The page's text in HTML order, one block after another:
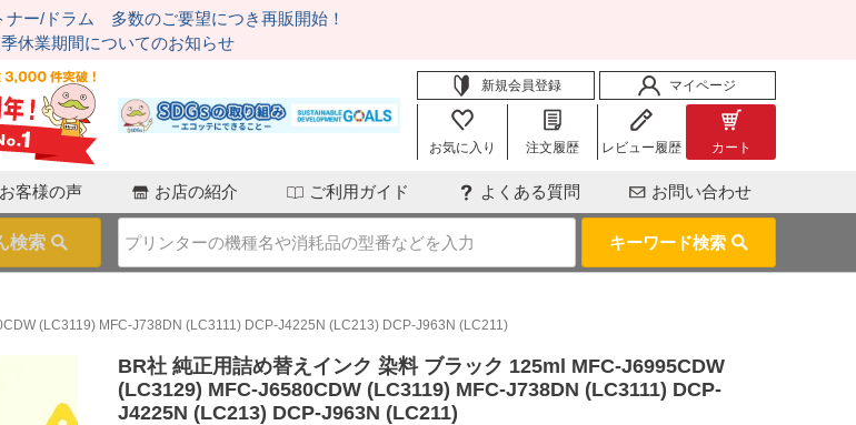
ナー/ドラム 多数のご要望につき再販開始！
休業期間についてのお知らせ
新規会員登録 マイページ
お気に入り 注文履歴 レビュー履歴 カート
お客様の声 お店の紹介 ご利用ガイド よくある質問 お問い合わせ
キーワード検索
(LC3119) MFC-J738DN (LC3111) DCP-J4225N (LC213) DCP-J963N (LC211)
BR社 純正用詰め替えインク 染料 ブラック 125ml MFC-J6995CDW
(LC3129) MFC-J6580CDW (LC3119) MFC-J738DN (LC3111) DCP-
J4225N (LC213) DCP-J963N (LC211)